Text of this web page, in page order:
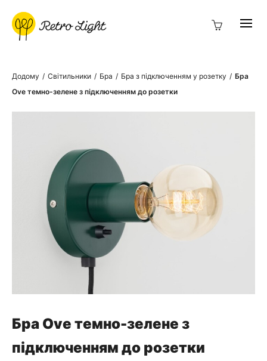
Додому / Світильники / Бра / Бра з підключенням у розетку / Бра
Ove темно-зелене з підключенням до розетки
Бра Ove темно-зелене з
підключенням до розетки